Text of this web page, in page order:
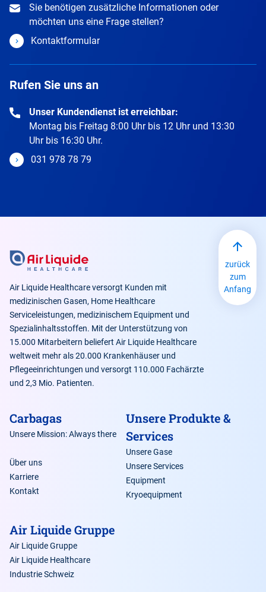
Sie benötigen zusätzliche Informationen oder
möchten uns eine Frage stellen?
Kontaktformular
Rufen Sie uns an
Unser Kundendienst ist erreichbar:
Montag bis Freitag 8:00 Uhr bis 12 Uhr und 13:30
Uhr bis 16:30 Uhr.
031 978 78 79
Air Liquide Healthcare versorgt Kunden mit
medizinischen Gasen, Home Healthcare
Serviceleistungen, medizinischem Equipment und
Spezialinhaltsstoffen. Mit der Unterstützung von
15.000 Mitarbeitern beliefert Air Liquide Healthcare
weltweit mehr als 20.000 Krankenhäuser und
Pflegeeinrichtungen und versorgt 110.000 Fachärzte
und 2,3 Mio. Patienten.
Carbagas
Unsere Mission: Always there
Über uns
Karriere
Kontakt
Unsere Produkte &
Services
Unsere Gase
Unsere Services
Equipment
Kryoequipment
Air Liquide Gruppe
Air Liquide Gruppe
Air Liquide Healthcare
Industrie Schweiz
zurück
zum
Anfang